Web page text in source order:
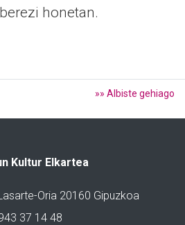
honetan.
»» Albiste gehiago
Kultur Elkartea
Oria 20160 Gipuzkoa
37 14 48